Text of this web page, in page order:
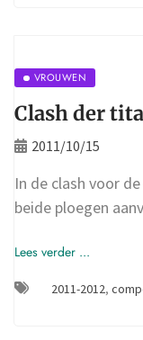
VROUWEN
Clash der
2011/10/15
In de clash voor
beide ploegen
Lees verder ...
2011-2012,